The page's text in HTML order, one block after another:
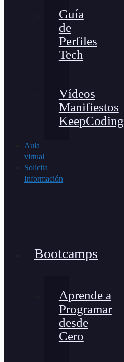
Guía
de
Perfiles
Tech
Vídeos
Manifiestos
KeepCoding
Aula
virtual
Solicita
Información
Bootcamps
Aprende a
Programar
desde
Cero